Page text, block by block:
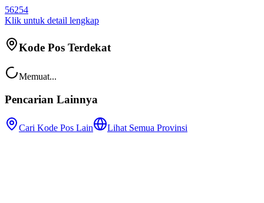
56254
Klik untuk detail lengkap
Kode Pos Terdekat
Memuat...
Pencarian Lainnya
Cari Kode Pos Lain Lihat Semua Provinsi